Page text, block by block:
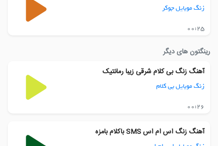
زنگ موبایل جوکر
00:25
رینگتون های دیگر
آهنگ زنگ بی کلام شرقی زیبا رمانتیک
زنگ موبایل بی کلام
00:26
آهنگ زنگ اس ام اس SMS باکلام بامزه